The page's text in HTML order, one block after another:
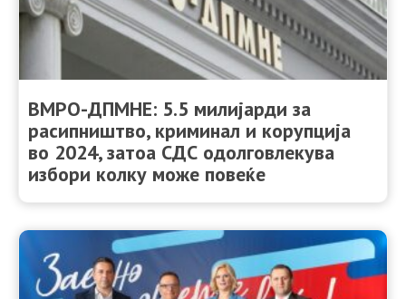
ВМРО-ДПМНЕ: 5.5 милијарди за
расипништво, криминал и корупција
во 2024, затоа СДС одолговлекува
избори колку може повеќе